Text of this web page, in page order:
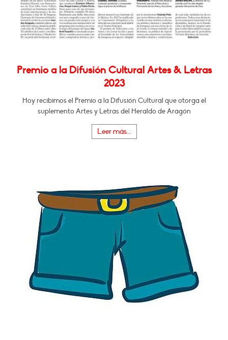
Premio a la Difusión Cultural Artes & Letras
2023
Hoy recibimos el Premio a la Difusión Cultural que otorga el
suplemento Artes y Letras del Heraldo de Aragón
Leer más...